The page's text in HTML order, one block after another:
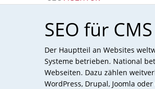
SEO für CMS
Der Hauptteil an Websites
Systeme betrieben. National
Webseiten. Dazu zählen
WordPress, Drupal, Joomla